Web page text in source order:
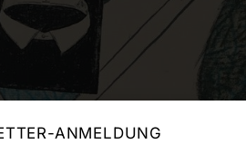
ANMELDUNG